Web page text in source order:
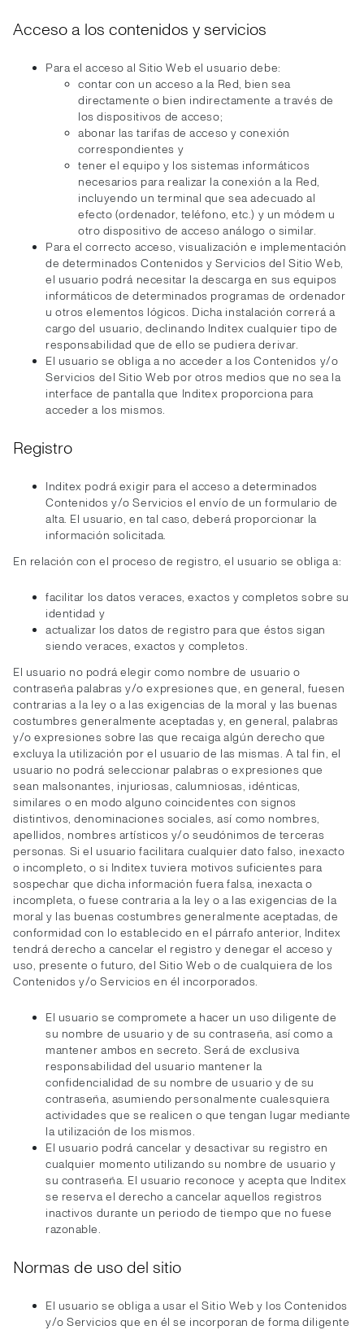
Acceso a los contenidos y servicios
Para el acceso al Sitio Web el usuario debe:
contar con un acceso a la Red, bien sea
directamente o bien indirectamente a través de
los dispositivos de acceso;
abonar las tarifas de acceso y conexión
correspondientes y
tener el equipo y los sistemas informáticos
necesarios para realizar la conexión a la Red,
incluyendo un terminal que sea adecuado al
efecto (ordenador, teléfono, etc.) y un módem u
otro dispositivo de acceso análogo o similar.
Para el correcto acceso, visualización e implementación
de determinados Contenidos y Servicios del Sitio Web,
el usuario podrá necesitar la descarga en sus equipos
informáticos de determinados programas de ordenador
u otros elementos lógicos. Dicha instalación correrá a
cargo del usuario, declinando Inditex cualquier tipo de
responsabilidad que de ello se pudiera derivar.
El usuario se obliga a no acceder a los Contenidos y/o
Servicios del Sitio Web por otros medios que no sea la
interface de pantalla que Inditex proporciona para
acceder a los mismos.
Registro
Inditex podrá exigir para el acceso a determinados
Contenidos y/o Servicios el envío de un formulario de
alta. El usuario, en tal caso, deberá proporcionar la
información solicitada.
En relación con el proceso de registro, el usuario se obliga a:
facilitar los datos veraces, exactos y completos sobre su
identidad y
actualizar los datos de registro para que éstos sigan
siendo veraces, exactos y completos.
El usuario no podrá elegir como nombre de usuario o
contraseña palabras y/o expresiones que, en general, fuesen
contrarias a la ley o a las exigencias de la moral y las buenas
costumbres generalmente aceptadas y, en general, palabras
y/o expresiones sobre las que recaiga algún derecho que
excluya la utilización por el usuario de las mismas. A tal fin, el
usuario no podrá seleccionar palabras o expresiones que
sean malsonantes, injuriosas, calumniosas, idénticas,
similares o en modo alguno coincidentes con signos
distintivos, denominaciones sociales, así como nombres,
apellidos, nombres artísticos y/o seudónimos de terceras
personas. Si el usuario facilitara cualquier dato falso, inexacto
o incompleto, o si Inditex tuviera motivos suficientes para
sospechar que dicha información fuera falsa, inexacta o
incompleta, o fuese contraria a la ley o a las exigencias de la
moral y las buenas costumbres generalmente aceptadas, de
conformidad con lo establecido en el párrafo anterior, Inditex
tendrá derecho a cancelar el registro y denegar el acceso y
uso, presente o futuro, del Sitio Web o de cualquiera de los
Contenidos y/o Servicios en él incorporados.
El usuario se compromete a hacer un uso diligente de
su nombre de usuario y de su contraseña, así como a
mantener ambos en secreto. Será de exclusiva
responsabilidad del usuario mantener la
confidencialidad de su nombre de usuario y de su
contraseña, asumiendo personalmente cualesquiera
actividades que se realicen o que tengan lugar mediante
la utilización de los mismos.
El usuario podrá cancelar y desactivar su registro en
cualquier momento utilizando su nombre de usuario y
su contraseña. El usuario reconoce y acepta que Inditex
se reserva el derecho a cancelar aquellos registros
inactivos durante un periodo de tiempo que no fuese
razonable.
Normas de uso del sitio
El usuario se obliga a usar el Sitio Web y los Contenidos
y/o Servicios que en él se incorporan de forma diligente